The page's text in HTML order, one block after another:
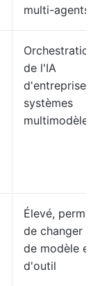
multi-agents.
Orchestration
de l'IA
d'entreprise,
systèmes
multimodèles
Élevé, permet
de changer
de modèle et
d'outil